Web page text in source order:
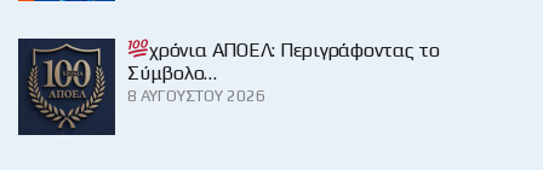
χρόνια ΑΠΟΕΛ: Περιγράφοντας το
Σύμβολο…
8 ΑΥΓΟΎΣΤΟΥ 2026